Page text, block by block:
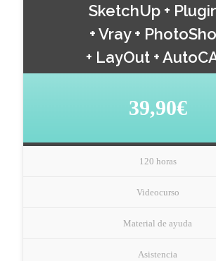
SketchUp +
+ Vray +
+ LayOut +
39,90€
120 horas
Videocurso
Material de ayuda
Asistencia